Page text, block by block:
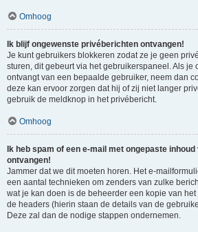
Omhoog
Ik blijf ongewenste privéberichten ontvangen!
Je kunt gebruikers blokkeren zodat ze je geen
sturen, dit gebeurt via het gebruikerspaneel. Als je
ontvangt van een bepaalde gebruiker, neem dan
deze kan ervoor zorgen dat hij of zij niet langer
gebruik de meldknop in het privébericht.
Omhoog
Ik heb spam of een e-mail met ongepaste
ontvangen!
Jammer dat we dit moeten horen. Het e-
een aantal technieken om zenders van zulke
wat je kan doen is de beheerder een kopie van
de headers (hierin staan de details van de
Deze zal dan de nodige stappen ondernemen.